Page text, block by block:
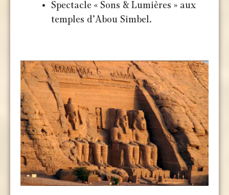
Spectacle « Sons & Lumières » aux
temples d’Abou Simbel.